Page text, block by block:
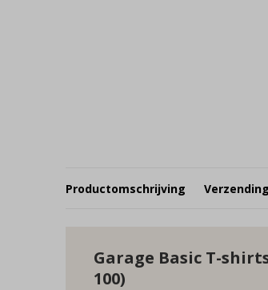
Productomschrijving
Garage Basic T-
100)